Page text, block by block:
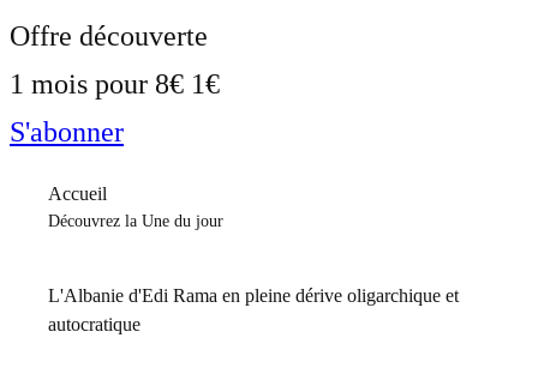
Offre découverte
1 mois pour 8€ 1€
S'abonner
Accueil
Découvrez la Une du jour
L'Albanie d'Edi Rama en pleine dérive oligarchique et
autocratique